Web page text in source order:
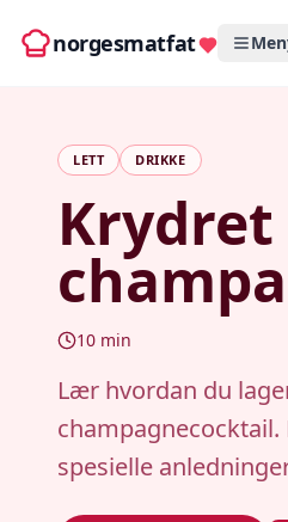
norgesmatfat
LETT DRIKKE
10 min
Lær hvordan du
spesielle